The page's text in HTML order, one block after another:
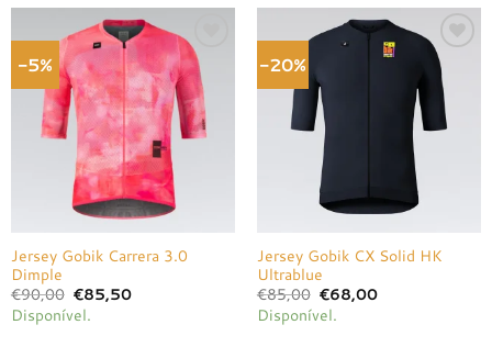
-5%
Adicionar
à lista de
desejos
Jersey Gobik Carrera 3.0
Dimple
€90,00 O
preço
original
€85,50O
Disponível.
-20%
Adicionar
à lista de
desejos
Jersey Gobik CX Solid HK
Ultrablue
€85,00 O
preço
original
€68,00O
Disponível.